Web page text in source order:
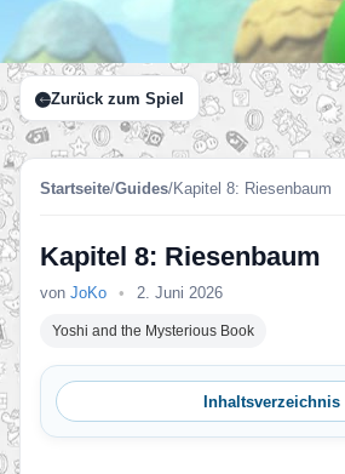
Zurück zum Spiel
Startseite/Guides/Kapitel 8: Riesenbaum
Kapitel 8: Riesenbaum
von JoKo • 2. Juni 2026
Yoshi and the Mysterious Book
Inhaltsverzeichnis